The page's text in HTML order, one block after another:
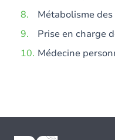
Métabolisme
Prise en charge
Médecine